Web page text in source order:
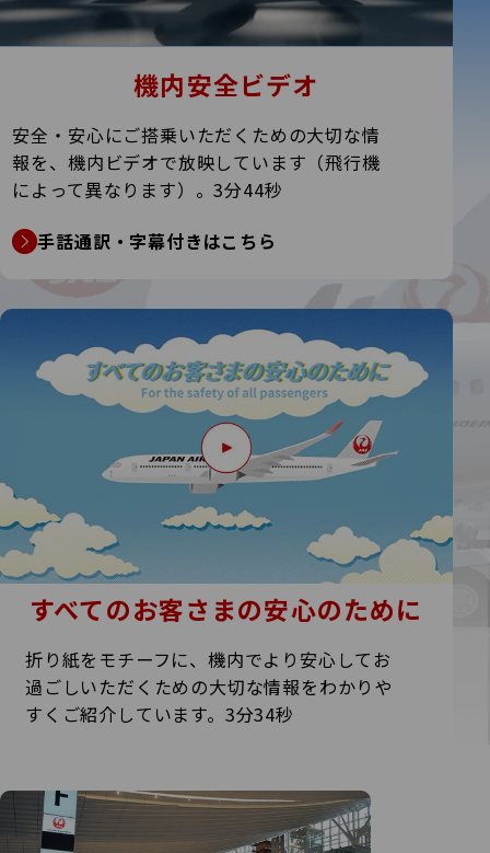
機内安全ビデオ
安全・安心にご搭乗いただくための大切な情
報を、機内ビデオで放映しています（飛行機
によって異なります）。3分44秒
手話通訳・字幕付きはこちら
すべてのお客さまの安心のために
折り紙をモチーフに、機内でより安心してお
過ごしいただくための大切な情報をわかりや
すくご紹介しています。3分34秒